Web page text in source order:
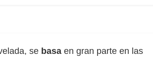
se basa en gran parte en las